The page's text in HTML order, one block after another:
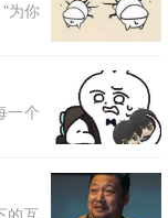
为你
一个